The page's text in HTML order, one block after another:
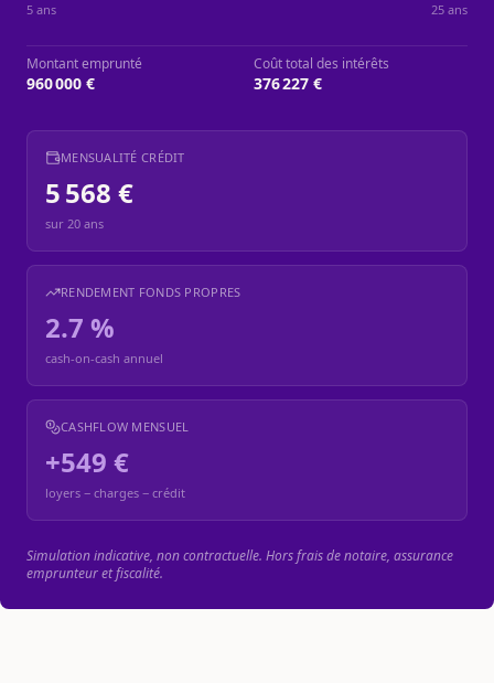
5 ans 25 ans
Montant emprunté
960 000 €
Coût total des intérêts
376 227 €
MENSUALITÉ CRÉDIT
5 568 €
sur 20 ans
RENDEMENT FONDS PROPRES
2.7 %
cash-on-cash annuel
CASHFLOW MENSUEL
+549 €
loyers − charges − crédit
Simulation indicative, non contractuelle. Hors frais de notaire, assurance
emprunteur et fiscalité.